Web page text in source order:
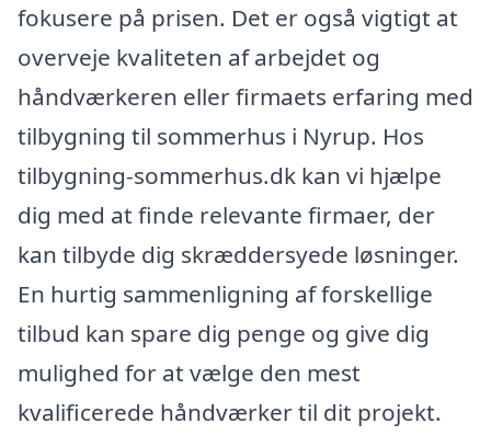
fokusere på prisen. Det er også vigtigt at
overveje kvaliteten af arbejdet og
håndværkeren eller firmaets erfaring med
tilbygning til sommerhus i Nyrup. Hos
tilbygning-sommerhus.dk kan vi hjælpe
dig med at finde relevante firmaer, der
kan tilbyde dig skræddersyede løsninger.
En hurtig sammenligning af forskellige
tilbud kan spare dig penge og give dig
mulighed for at vælge den mest
kvalificerede håndværker til dit projekt.